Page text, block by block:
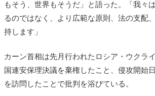
もそう、世界もそうだ」と語った。「我々
るのではなく、より広範な原則、法の支配
持します」
カーン首相は先月行われたロシア・ウクラ
国連安保理決議を棄権したこと、侵攻開始
を訪問したことで批判を浴びている。